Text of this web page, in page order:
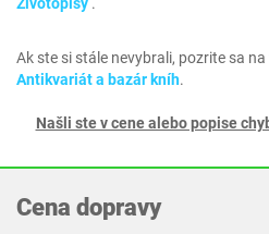
Ak ste si stále nevybrali, pozrite sa
Antikvariát a bazár kníh.
Našli ste v cene alebo popise
Cena dopravy